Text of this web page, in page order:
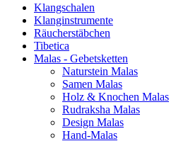
Klangschalen
Klanginstrumente
Räucherstäbchen
Tibetica
Malas - Gebetsketten
Naturstein Malas
Samen Malas
Holz & Knochen Malas
Rudraksha Malas
Design Malas
Hand-Malas